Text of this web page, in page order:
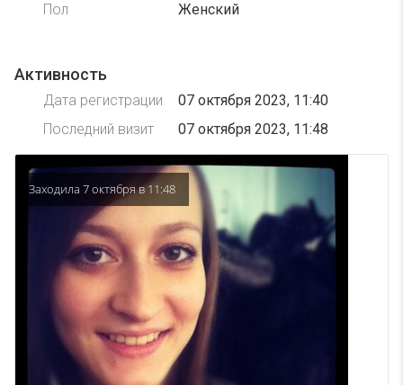
Пол Женский
Активность
Дата регистрации
07 октября 2023, 11:40
Последний визит
07 октября 2023, 11:48
Заходила 7 октября в 11:48